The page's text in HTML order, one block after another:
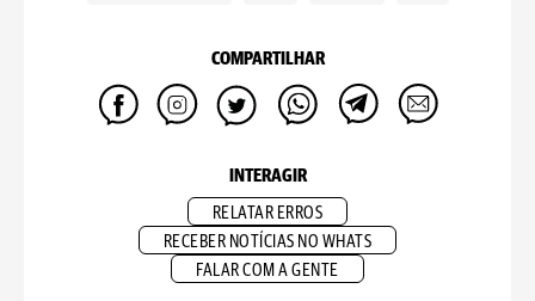
COMPARTILHAR
INTERAGIR
RELATAR ERROS
RECEBER NOTÍCIAS NO WHATS
FALAR COM A GENTE